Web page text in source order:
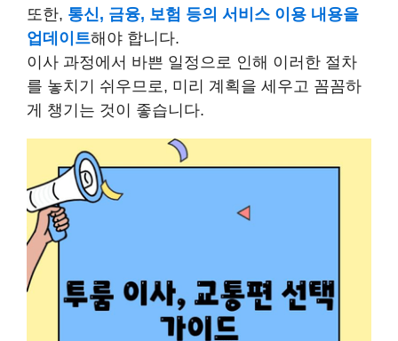
또한, 통신, 금융, 보험 등의 서비스 이용 내용을
업데이트해야 합니다.
이사 과정에서 바쁜 일정으로 인해 이러한 절차
를 놓치기 쉬우므로, 미리 계획을 세우고 꼼꼼하
게 챙기는 것이 좋습니다.